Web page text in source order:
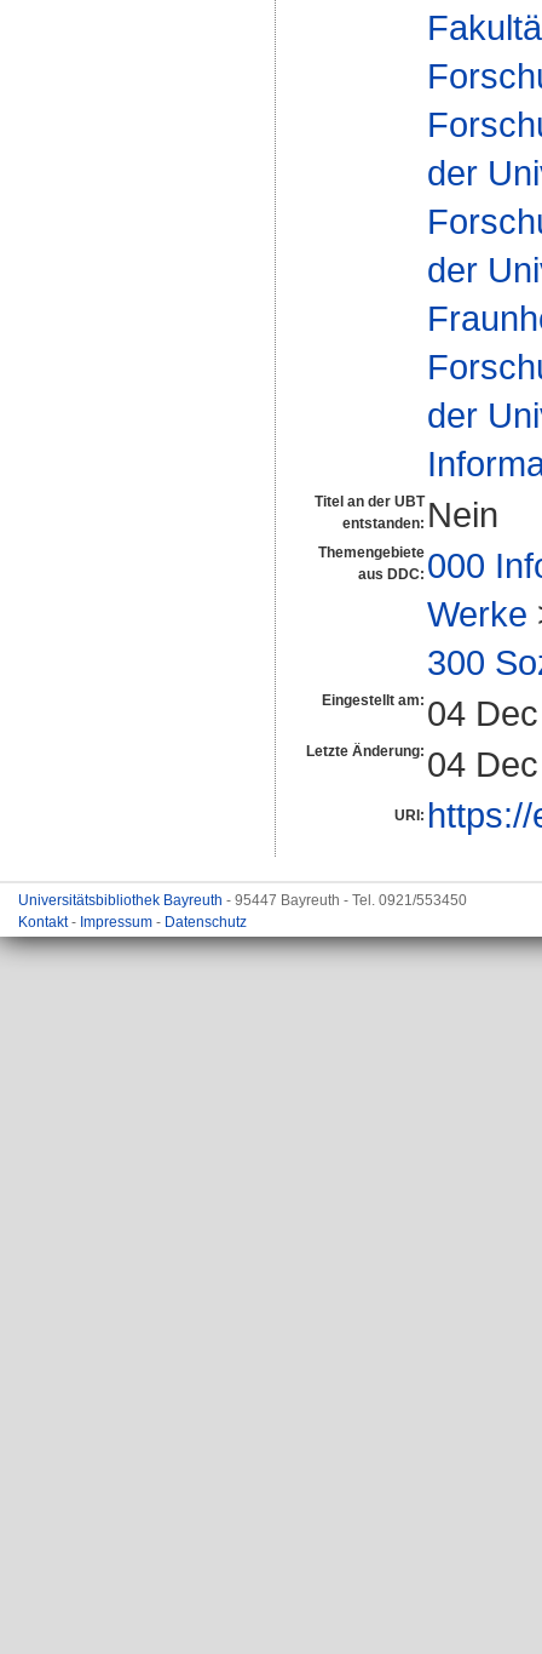
der
der
der
Titel an der UBT
entstanden: Nein
Themengebiete
aus DDC: 000
Werke
300
Eingestellt am: 04
Letzte Änderung: 04
URI:
Universitätsbibliothek Bayreuth - 95447 Bayreuth - Tel. 0921/553450
Kontakt- Impressum - Datenschutz